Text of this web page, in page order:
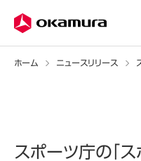
ホーム ニュースリリース
スポーツ庁の「